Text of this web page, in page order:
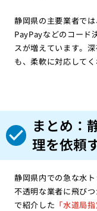
静岡県の主要業者で
PayPayなどのコード
スが増えています。
も、柔軟に対応して
まとめ：
理を依頼
静岡県内での急な水
不透明な業者に飛び
で紹介した 「水道局